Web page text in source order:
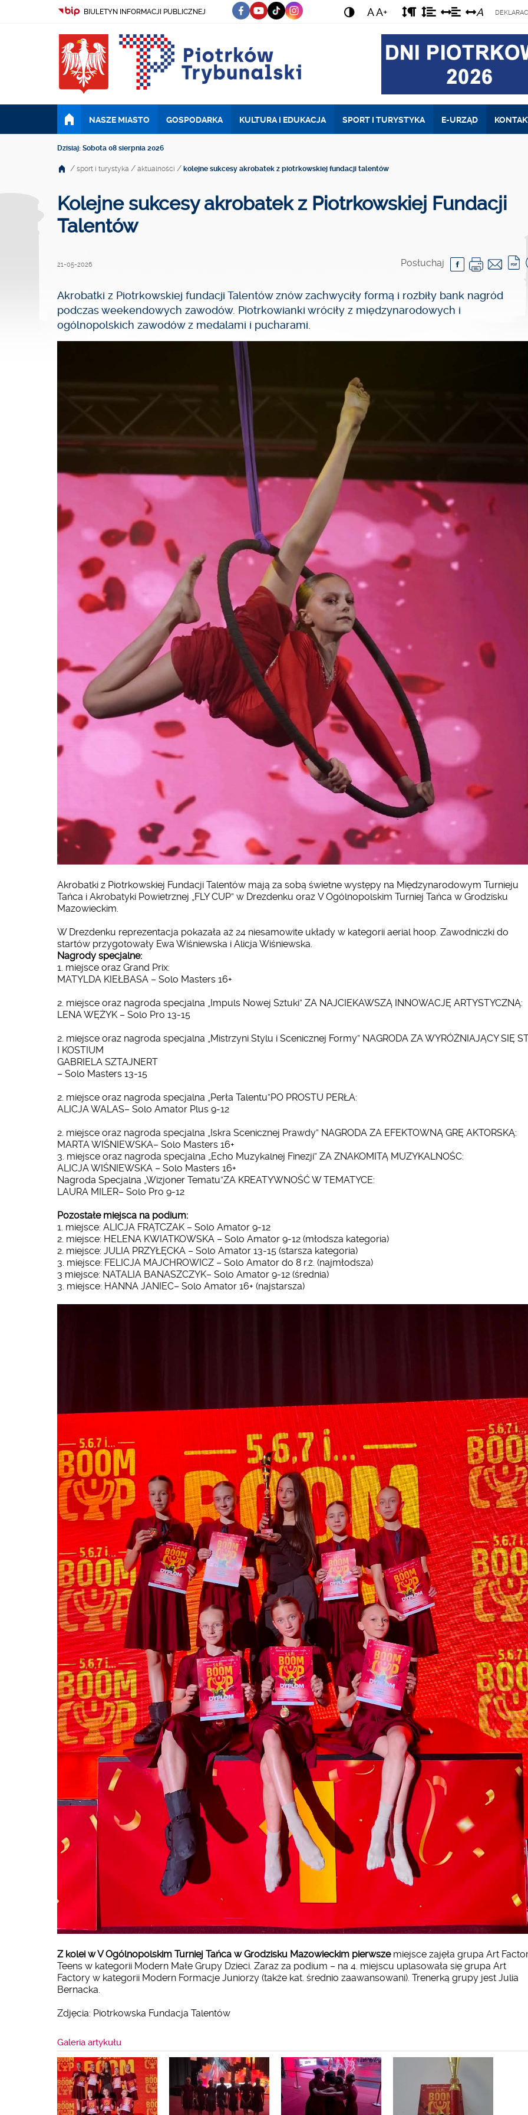
BIULETYN INFORMACJI PUBLICZNEJ
WERSJA
AA+
ODSTĘP
AKAPITAMI
ODSTĘP
WIERSZAMI
ODSTĘP
SŁOWAMI
AODSTĘP
NASZE MIASTO GOSPODARKA KULTURA I EDUKACJA SPORT I TURYSTYKA E-URZĄD
Dzisiaj: Sobota 08 sierpnia 2026
/ sport i turystyka / aktualności / kolejne sukcesy akrobatek z piotrkowskiej fundacji talentów
Kolejne sukcesy akrobatek z Piotrkowskiej Fundacji
Talentów
21-05-2026 Posłuchaj
Akrobatki z Piotrkowskiej fundacji Talentów znów zachwyciły formą i rozbiły bank nagród
podczas weekendowych zawodów. Piotrkowianki wróciły z międzynarodowych i
ogólnopolskich zawodów z medalami i pucharami.
Akrobatki z Piotrkowskiej Fundacji Talentów mają za sobą świetne występy na Międzynarodowym Turnieju
Tańca i Akrobatyki Powietrznej „FLY CUP” w Drezdenku oraz V Ogólnopolskim Turniej Tańca w Grodzisku
Mazowieckim.
W Drezdenku reprezentacja pokazała aż 24 niesamowite układy w kategorii aerial hoop. Zawodniczki do
startów przygotowały Ewa Wiśniewska i Alicja Wiśniewska.
Nagrody specjalne:
1. miejsce oraz Grand Prix:
MATYLDA KIEŁBASA – Solo Masters 16+
2. miejsce oraz nagroda specjalna „Impuls Nowej Sztuki” ZA NAJCIEKAWSZĄ INNOWACJĘ ARTYSTYCZNĄ:
LENA WĘŻYK – Solo Pro 13-15
2. miejsce oraz nagroda specjalna „Mistrzyni Stylu i Scenicznej Formy” NAGRODA ZA WYRÓŻNIAJĄCY SIĘ
I KOSTIUM
GABRIELA SZTAJNERT
– Solo Masters 13-15
2. miejsce oraz nagroda specjalna „Perła Talentu”PO PROSTU PERŁA:
ALICJA WALAS– Solo Amator Plus 9-12
2. miejsce oraz nagroda specjalna „Iskra Scenicznej Prawdy” NAGRODA ZA EFEKTOWNĄ GRĘ AKTORSKĄ:
MARTA WIŚNIEWSKA– Solo Masters 16+
3. miejsce oraz nagroda specjalna „Echo Muzykalnej Finezji” ZA ZNAKOMITĄ MUZYKALNOŚC:
ALICJA WIŚNIEWSKA – Solo Masters 16+
Nagroda Specjalna „Wizjoner Tematu”ZA KREATYWNOŚĆ W TEMATYCE:
LAURA MILER– Solo Pro 9-12
Pozostałe miejsca na podium:
1. miejsce: ALICJA FRĄTCZAK – Solo Amator 9-12
2. miejsce: HELENA KWIATKOWSKA – Solo Amator 9-12 (młodsza kategoria)
2. miejsce: JULIA PRZYŁĘCKA – Solo Amator 13-15 (starsza kategoria)
3. miejsce: FELICJA MAJCHROWICZ – Solo Amator do 8 r.ż. (najmłodsza)
3 miejsce: NATALIA BANASZCZYK– Solo Amator 9-12 (średnia)
3. miejsce: HANNA JANIEC– Solo Amator 16+ (najstarsza)
Z kolei w V Ogólnopolskim Turniej Tańca w Grodzisku Mazowieckim pierwszemiejsce zajęła grupa Art
Teens w kategorii Modern Małe Grupy Dzieci. Zaraz za podium – na 4. miejscu uplasowała się grupa Art
Factory w kategorii Modern Formacje Juniorzy (także kat. średnio zaawansowani). Trenerką grupy jest Julia
Bernacka.
Zdjęcia: Piotrkowska Fundacja Talentów
Galeria artykułu